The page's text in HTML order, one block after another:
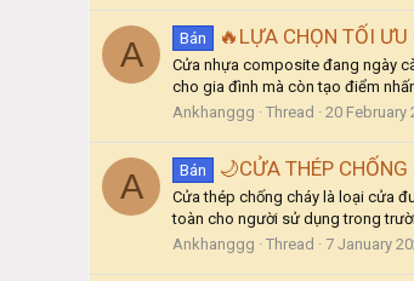
A Bán 🔥LỰA CHỌN TỐI
Cửa nhựa composite đang ngày
cho gia đình mà còn tạo điểm
Ankhanggg
Thread 20 February
A Bán 🌙CỬA THÉP
Cửa thép chống cháy là loại cửa
toàn cho người sử dụng trong
Ankhanggg
Thread 7 January